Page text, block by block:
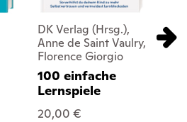
DK Verlag (Hrsg.),
Anne de Saint Vaulry,
Florence Giorgio
100 einfache
Lernspiele
20,00 €